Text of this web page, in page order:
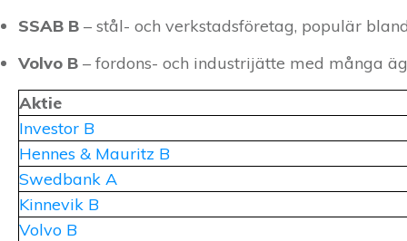
SSAB B – stål- och verkstadsföretag, populär
Volvo B – fordons- och industrijätte med många
Aktie
Investor B
Hennes & Mauritz B
Swedbank A
Kinnevik B
Volvo B